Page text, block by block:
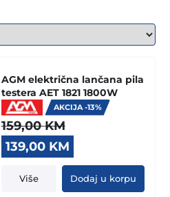
AGM električna lančana pila
testera AET 1821 1800W
AKCIJA -13%
159,00KM
Original
price
was:
159,00 KM.
139,00 KM
price
is:
139,00 KM.
Više Dodaj u korpu